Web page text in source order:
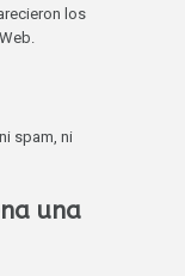
los
spam, ni
una